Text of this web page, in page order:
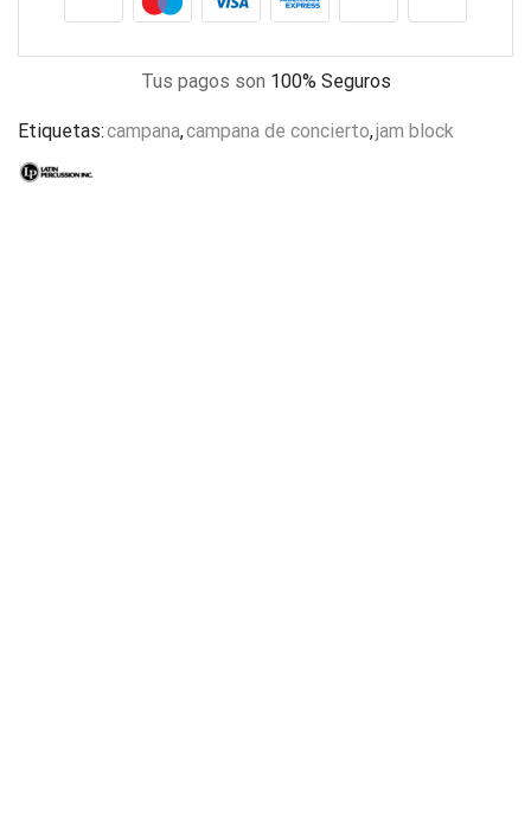
Tus pagos son 100% Seguros
Etiquetas:campana,campana de concierto,jam block